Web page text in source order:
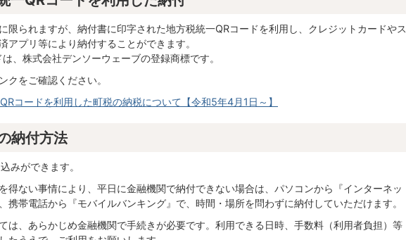
限られますが、納付書に印字された地方税統一QRコードを利用し、クレジットカードやス
アプリ等により納付することができます。
は、株式会社デンソーウェーブの登録商標です。
クをご確認ください。
コードを利用した町税の納税について【令和5年4月1日～】
納付方法
みができます。
得ない事情により、平日に金融機関で納付できない場合は、パソコンから『インターネッ
携帯電話から『モバイルバンキング』で、時間・場所を問わずに納付していただけます。
は、あらかじめ金融機関で手続きが必要です。利用できる日時、手数料（利用者負担）等